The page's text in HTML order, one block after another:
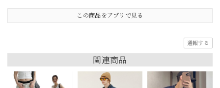
この商品をアプリで見る
通報する
関連商品